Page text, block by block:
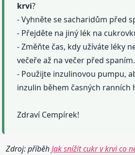
krvi?
- Vyhněte se sacharidům před
- Přejděte na jiný lék na
- Změňte čas, kdy užíváte léky
večeře až na večer před spaním.
- Použijte inzulinovou pumpu,
inzulin během časných ranních
Zdraví Cempírek!
Zdroj: příběhJak snížit cukr v krvi co